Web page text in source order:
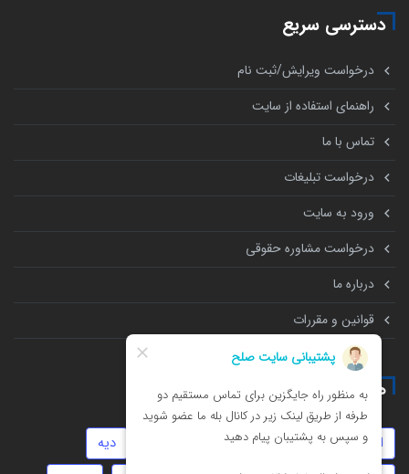
دسترسی سریع
درخواست ویرایش/ثبت نام
راهنمای استفاده از سایت
تماس با ما
درخواست تبلیغات
ورود به سایت
درخواست مشاوره حقوقی
درباره ما
قوانین و مقررات
همه چیز درباره
امور مالیاتی چک ارث
دیه